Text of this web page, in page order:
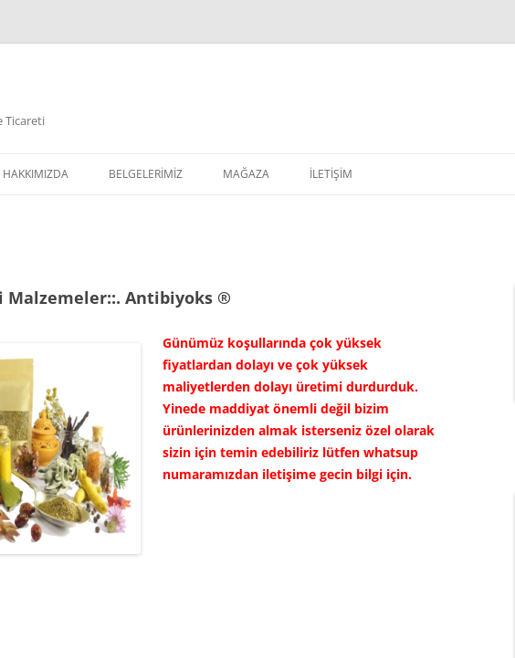
Ticareti
HAKKIMIZDA BELGELERIMIZ MAĞAZA İLETIŞIM
Malzemeler::. Antibiyoks ®
Günümüz koşullarında çok yüksek
fiyatlardan dolayı ve çok yüksek
maliyetlerden dolayı üretimi durdurduk.
Yinede maddiyat önemli değil bizim
ürünlerinizden almak isterseniz özel olarak
sizin için temin edebiliriz lütfen whatsup
numaramızdan iletişime gecin bilgi için.